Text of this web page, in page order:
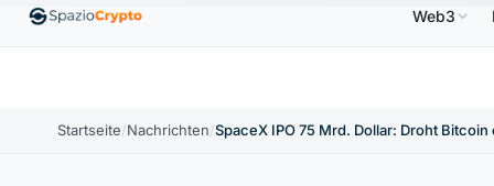
↑1.10% EthereumETH1.880,58 $ ↑0.00% BNB BNB
Web3
Startseite/Nachrichten/SpaceX IPO 75 Mrd. Dollar: Droht